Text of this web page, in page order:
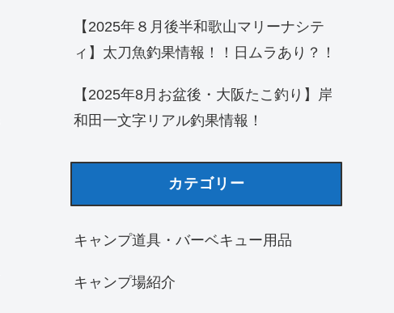
【2025年８月後半和歌山マリーナシテ
ィ】太刀魚釣果情報！！日ムラあり？！
【2025年8月お盆後・大阪たこ釣り】岸
和田一文字リアル釣果情報！
カテゴリー
キャンプ道具・バーベキュー用品
キャンプ場紹介